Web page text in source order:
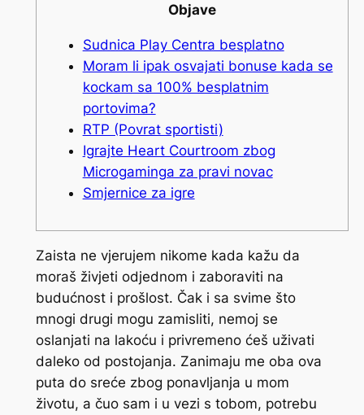
Objave
Sudnica Play Centra besplatno
Moram li ipak osvajati bonuse kada se
kockam sa 100% besplatnim
portovima?
RTP (Povrat sportisti)
Igrajte Heart Courtroom zbog
Microgaminga za pravi novac
Smjernice za igre
Zaista ne vjerujem nikome kada kažu da
moraš živjeti odjednom i zaboraviti na
budućnost i prošlost. Čak i sa svime što
mnogi drugi mogu zamisliti, nemoj se
oslanjati na lakoću i privremeno ćeš uživati ​​
daleko od postojanja. Zanimaju me oba ova
puta do sreće zbog ponavljanja u mom
životu, a čuo sam i u vezi s tobom, potrebu